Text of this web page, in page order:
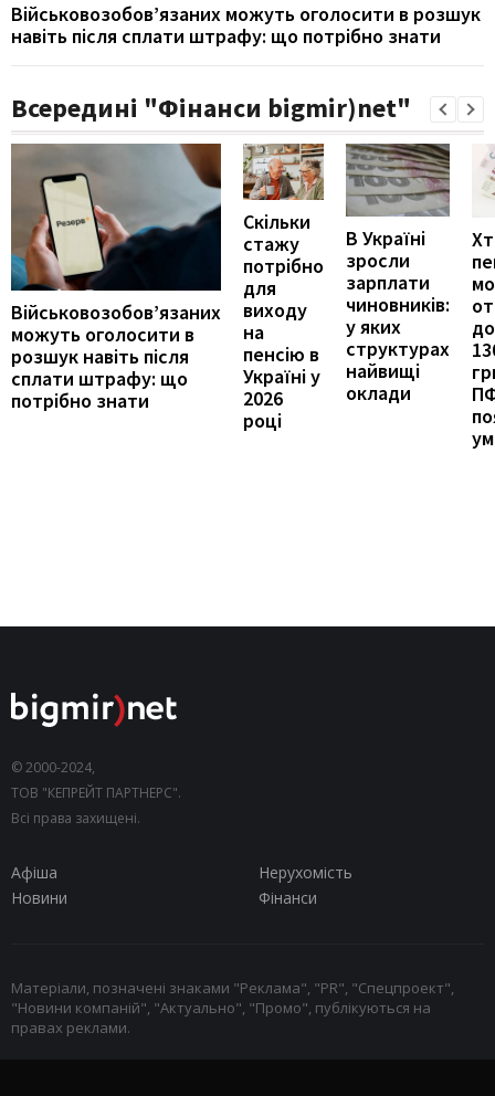
Військовозобов’язаних можуть оголосити в розшук
навіть після сплати штрафу: що потрібно знати
Всередині "Фінанси bigmir)net"
Військовозобов’язаних
можуть оголосити в
розшук навіть після
сплати штрафу: що
потрібно знати
Скільки
стажу
потрібно
для
виходу
на
пенсію в
Україні у
2026
році
В Україні
зросли
зарплати
чиновників:
у яких
структурах
найвищі
оклади
© 2000-2024,
ТОВ "КЕПРЕЙТ ПАРТНЕРС".
Всі права захищені.
Афіша
Нерухомість
Новини
Фінанси
Матеріали, позначені знаками "Реклама", "PR", "Спецпроект",
"Новини компаній", "Актуально", "Промо", публікуються на
правах реклами.